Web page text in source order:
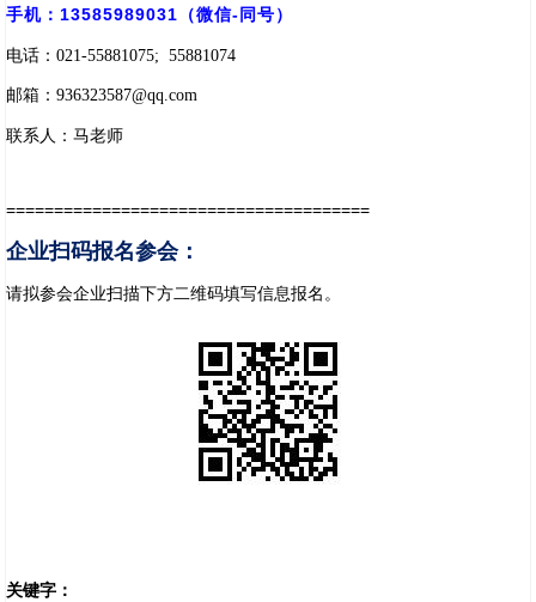
手机：13585989031（微信-同号）
电话：021-55881075; 55881074
邮箱：936323587@qq.com
联系人：马老师
======================================
企业扫码报名参会：
请拟参会企业扫描下方二维码填写信息报名。
关键字：